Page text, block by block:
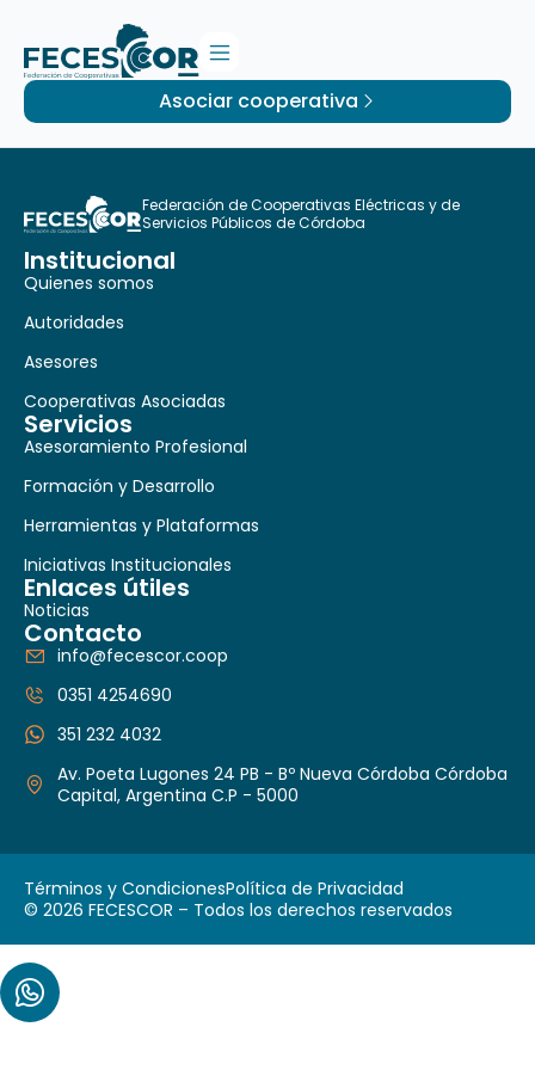
Asociar cooperativa
Federación de Cooperativas Eléctricas y de
Servicios Públicos de Córdoba
Institucional
Quienes somos
Autoridades
Asesores
Cooperativas Asociadas
Servicios
Asesoramiento Profesional
Formación y Desarrollo
Herramientas y Plataformas
Iniciativas Institucionales
Enlaces útiles
Noticias
Contacto
info@fecescor.coop
0351 4254690
351 232 4032
Av. Poeta Lugones 24 PB - Bº Nueva Córdoba Córdoba
Capital, Argentina C.P - 5000
© 2026 FECESCOR – Todos los derechos reservados
Términos y CondicionesPolítica de Privacidad